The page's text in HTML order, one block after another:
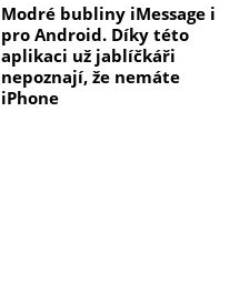
Modré bubliny iMessage i
pro Android. Díky této
aplikaci už jablíčkáři
nepoznají, že nemáte
iPhone